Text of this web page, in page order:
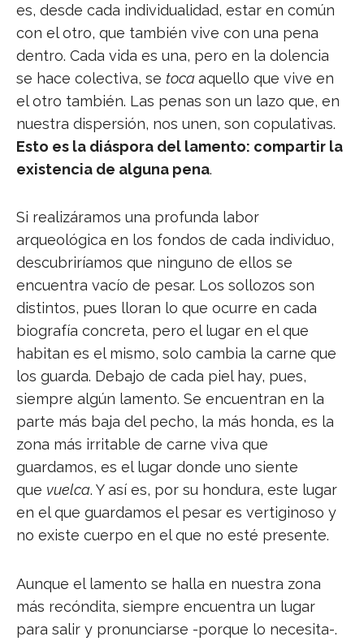
es, desde cada individualidad, estar en común
con el otro, que también vive con una pena
dentro. Cada vida es una, pero en la dolencia
se hace colectiva, se tocaaquello que vive en
el otro también. Las penas son un lazo que, en
nuestra dispersión, nos unen, son copulativas.
Esto es la diáspora del lamento: compartir la
existencia de alguna pena.
Si realizáramos una profunda labor
arqueológica en los fondos de cada individuo,
descubriríamos que ninguno de ellos se
encuentra vacío de pesar. Los sollozos son
distintos, pues lloran lo que ocurre en cada
biografía concreta, pero el lugar en el que
habitan es el mismo, solo cambia la carne que
los guarda. Debajo de cada piel hay, pues,
siempre algún lamento. Se encuentran en la
parte más baja del pecho, la más honda, es la
zona más irritable de carne viva que
guardamos, es el lugar donde uno siente
que vuelca. Y así es, por su hondura, este lugar
en el que guardamos el pesar es vertiginoso y
no existe cuerpo en el que no esté presente.
Aunque el lamento se halla en nuestra zona
más recóndita, siempre encuentra un lugar
para salir y pronunciarse -porque lo necesita-.